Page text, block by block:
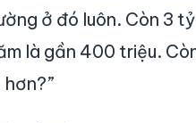
ở đó luôn. Còn 3
là gần 400 triệu.